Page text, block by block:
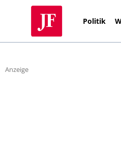
Politik
Anzeige